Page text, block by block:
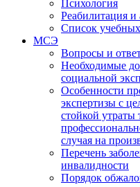
Психология
Реабилитация и
Список
МСЭ
Вопросы и
Необходимые
социальной
Особенности
экспертизы с
стойкой утраты
случая на
Перечень
инвалидности
Порядок